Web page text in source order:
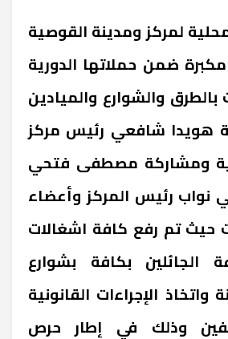
لمركز ومدينة القوصية
ضمن حملاتها الدورية
بالطرق والشوارع والميادين
هويدا شافعي رئيس مركز
ومشاركة مصطفى فتحي
رئيس المركز وأعضاء
حيث تم رفع كافة اشغالات
الجائلين بكافة بشوارع
واتخاذ الإجراءات القانونية
وذلك في إطار حرص